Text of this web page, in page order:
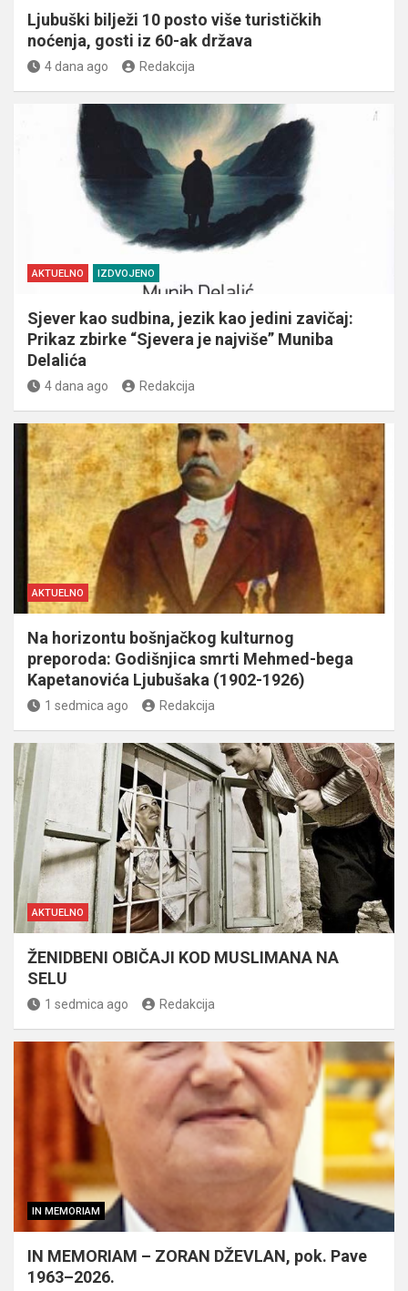
Ljubuški bilježi 10 posto više turističkih
noćenja, gosti iz 60-ak država
4 dana ago Redakcija
AKTUELNO IZDVOJENO
Sjever kao sudbina, jezik kao jedini zavičaj:
Prikaz zbirke “Sjevera je najviše” Muniba
Delalića
4 dana ago Redakcija
AKTUELNO
Na horizontu bošnjačkog kulturnog
preporoda: Godišnjica smrti Mehmed-bega
Kapetanovića Ljubušaka (1902-1926)
1 sedmica ago Redakcija
AKTUELNO
ŽENIDBENI OBIČAJI KOD MUSLIMANA NA
SELU
1 sedmica ago Redakcija
IN MEMORIAM
IN MEMORIAM – ZORAN DŽEVLAN, pok. Pave
1963–2026.